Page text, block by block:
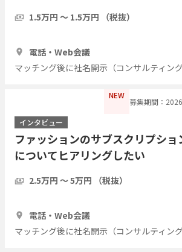
グしたい
1.5万円 〜 1.5万円 （税抜）
電話・Web会議
マッチング後に社名開示（コンサルティング
NEW
募集期間：
インタビュー
ファッションのサブスクリプシ
についてヒアリングしたい
2.5万円 〜 5万円 （税抜）
電話・Web会議
マッチング後に社名開示（コンサルティング